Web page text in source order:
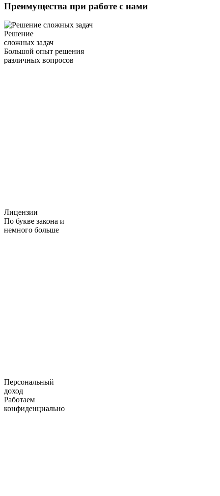
Преимущества при работе с нами
Решение
сложных задач
Большой опыт решения
различных вопросов
Лицензии
По букве закона и
немного больше
Персональный
доход
Работаем
конфиденциально